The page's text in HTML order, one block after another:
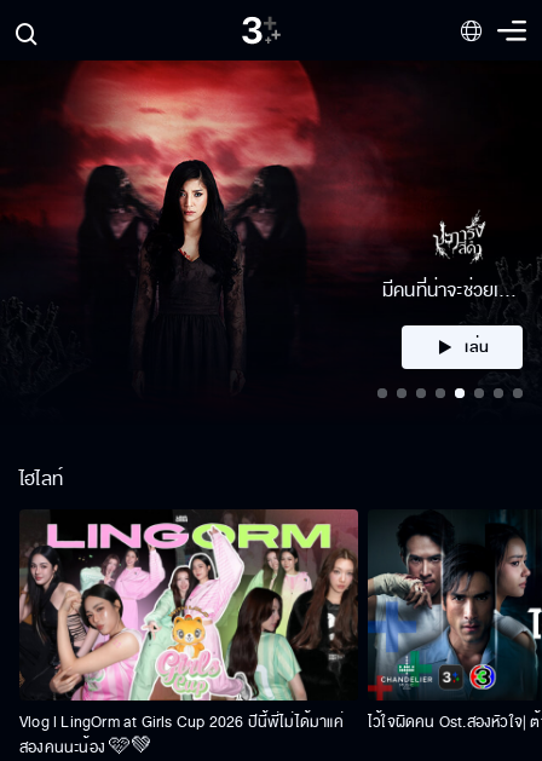
คลิก
ไฮไลท์
Vlog l LingOrm at Girls Cup 2026 ปีนี้พี่ไม่ได้มาแค่
สองคนนะน้อง 🩷💚
ไว้ใจผิดคน Ost.สองหัวใจ|